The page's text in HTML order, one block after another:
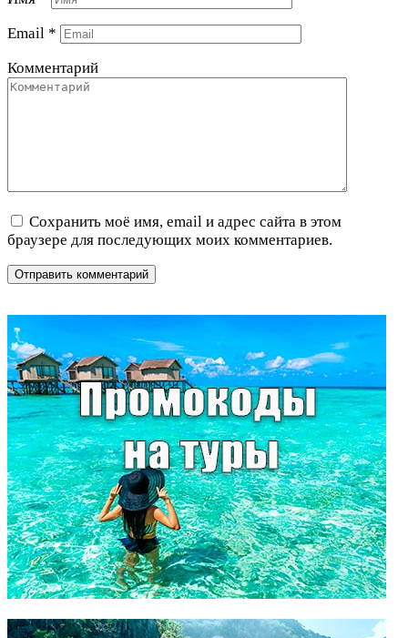
Email *
Комментарий
Сохранить моё имя, email и адрес сайта в этом
браузере для последующих моих комментариев.